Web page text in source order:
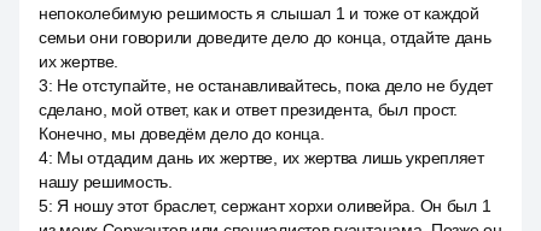
непоколебимую решимость я слышал 1 и тоже от каждой
семьи они говорили доведите дело до конца, отдайте дань
их жертве.
3: Не отступайте, не останавливайтесь, пока дело не будет
сделано, мой ответ, как и ответ президента, был прост.
Конечно, мы доведём дело до конца.
4: Мы отдадим дань их жертве, их жертва лишь укрепляет
нашу решимость.
5: Я ношу этот браслет, сержант хорхи оливейра. Он был 1